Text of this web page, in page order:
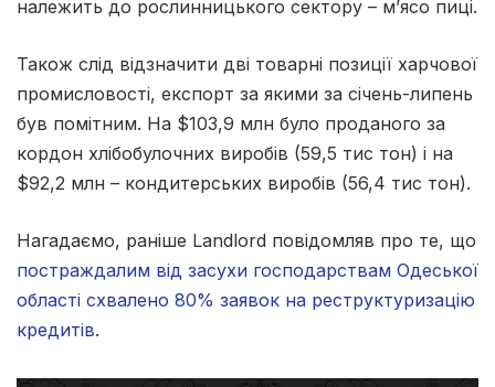
належить до рослинницького сектору – м’ясо пиці.
Також слід відзначити дві товарні позиції харчової
промисловості, експорт за якими за січень-липень
був помітним. На $103,9 млн було проданого за
кордон хлібобулочних виробів (59,5 тис тон) і на
$92,2 млн – кондитерських виробів (56,4 тис тон).
Нагадаємо, раніше Landlord повідомляв про те, що
постраждалим від засухи господарствам Одеської
області схвалено 80% заявок на реструктуризацію
кредитів.